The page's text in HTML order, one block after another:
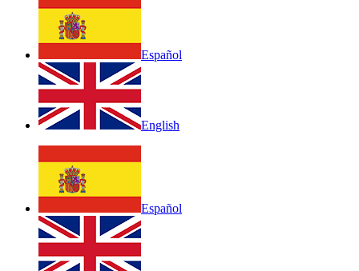
Español
English
Español